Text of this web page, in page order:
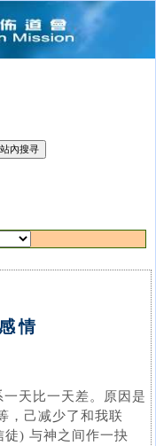
情
天比一天差。原因是
，己减少了和我联
徒) 与神之间作一抉